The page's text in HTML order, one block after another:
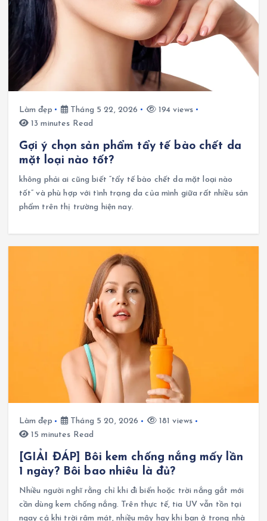
Làm đẹp Tháng 5 22, 2026
194 views
13 minutes Read
Gợi ý chọn sản phẩm tẩy tế bào chết da
mặt loại nào tốt?
không phải ai cũng biết “tẩy tế bào chết da mặt loại nào
tốt” và phù hợp với tình trạng da của mình giữa rất nhiều sản
phẩm trên thị trường hiện nay.
Làm đẹp Tháng 5 20, 2026
181 views
15 minutes Read
[GIẢI ĐÁP] Bôi kem chống nắng mấy lần
1 ngày? Bôi bao nhiêu là đủ?
Nhiều người nghĩ rằng chỉ khi đi biển hoặc trời nắng gắt mới
cần dùng kem chống nắng. Trên thực tế, tia UV vẫn tồn tại
ngay cả khi trời râm mát, nhiều mây hay khi bạn ở trong nhà